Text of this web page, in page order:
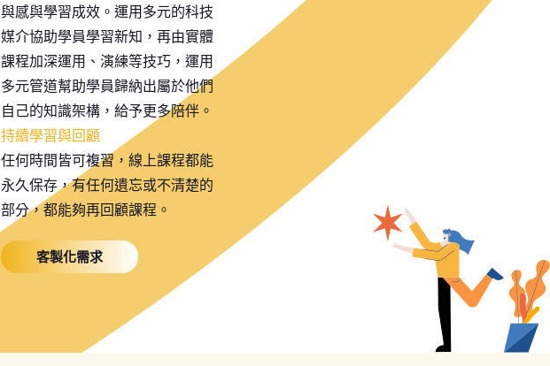
與感與學習成效。運用多元的科技
媒介協助學員學習新知，再由實體
課程加深運用、演練等技巧，運用
多元管道幫助學員歸納出屬於他們
自己的知識架構，給予更多陪伴。
持續學習與回顧
任何時間皆可複習，線上課程都能
永久保存，有任何遺忘或不清楚的
部分，都能夠再回顧課程。
客製化需求